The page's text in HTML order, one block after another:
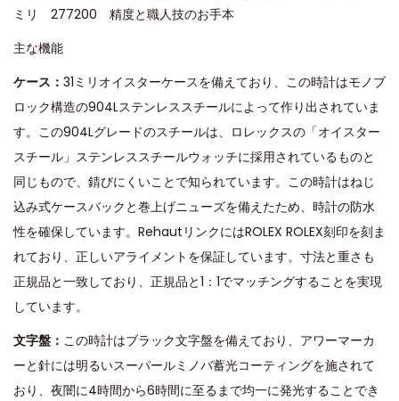
ミリ 277200 精度と職人技のお手本
主な機能
ケース： 31ミリオイスターケースを備えており、この時計はモノブ
ロック構造の904Lステンレススチールによって作り出されていま
す。この904Lグレードのスチールは、ロレックスの「オイスター
スチール」ステンレススチールウォッチに採用されているものと
同じもので、錆びにくいことで知られています。この時計はねじ
込み式ケースバックと巻上げニューズを備えたため、時計の防水
性を確保しています。RehautリンクにはROLEX ROLEX刻印を刻ま
れており、正しいアライメントを保証しています。寸法と重さも
正規品と一致しており、正規品と1：1でマッチングすることを実現
しています。
文字盤： この時計はブラック文字盤を備えており、アワーマーカ
ーと針には明るいスーパールミノバ蓄光コーティングを施されて
おり、夜闇に4時間から6時間に至るまで均一に発光することでき